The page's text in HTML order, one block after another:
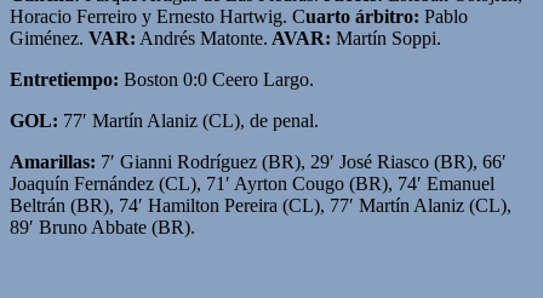
Horacio Ferreiro y Ernesto Hartwig. Cuarto árbitro: Pablo
Giménez. VAR: Andrés Matonte. AVAR: Martín Soppi.
Entretiempo: Boston 0:0 Ceero Largo.
GOL: 77′ Martín Alaniz (CL), de penal.
Amarillas: 7′ Gianni Rodríguez (BR), 29′ José Riasco (BR), 66′
Joaquín Fernández (CL), 71′ Ayrton Cougo (BR), 74′ Emanuel
Beltrán (BR), 74′ Hamilton Pereira (CL), 77′ Martín Alaniz (CL),
89′ Bruno Abbate (BR).